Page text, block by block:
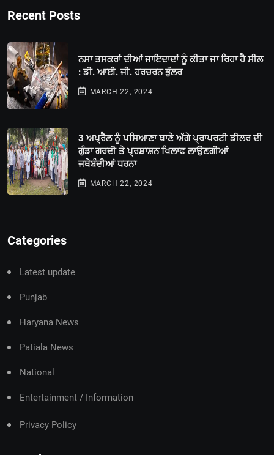
Recent Posts
ਨਸਾ ਤਸਕਰਾਂ ਦੀਆਂ ਜਾਇਦਾਦਾਂ ਨੂੰ ਕੀਤਾ ਜਾ ਰਿਹਾ ਹੈ ਸੀਲ
: ਡੀ. ਆਈ. ਜੀ. ਹਰਚਰਨ ਭੁੱਲਰ
MARCH 22, 2024
3 ਅਪ੍ਰੈਲ ਨੂੰ ਪਸਿਆਣਾ ਥਾਣੇ ਅੱਗੇ ਪ੍ਰਾਪਰਟੀ ਡੀਲਰ ਦੀ
ਗੁੰਡਾ ਗਰਦੀ ਤੇ ਪ੍ਰਸ਼ਾਸ਼ਨ ਖਿਲਾਫ ਲਾਉਣਗੀਆਂ
ਜਥੇਬੰਦੀਆਂ ਧਰਨਾ
MARCH 22, 2024
Categories
Latest update
Punjab
Haryana News
Patiala News
National
Entertainment / Information
Privacy Policy